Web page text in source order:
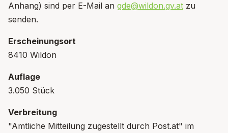
Anhang) sind per E-Mail an gde@wildon.gv.at zu
senden.
Erscheinungsort
8410 Wildon
Auflage
3.050 Stück
Verbreitung
"Amtliche Mitteilung zugestellt durch Post.at" im